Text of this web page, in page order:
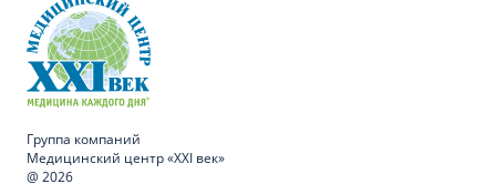
Группа компаний
Медицинский центр «XXI век»
@ 2026